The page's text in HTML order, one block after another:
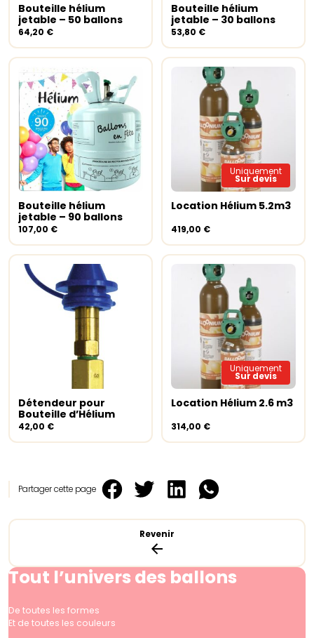
Revenir
Ajouter au panier
Bouteille hélium
jetable – 50 ballons
64,20 €
Ajouter au panier
Bouteille hélium
jetable – 30 ballons
53,80 €
Ajouter au panier
Bouteille hélium
jetable – 90 ballons
107,00 €
Uniquement
Sur devis
Lire la suite
Location Hélium 5.2m3
419,00 €
Ajouter au panier
Détendeur pour
Bouteille d’Hélium
42,00 €
Uniquement
Sur devis
Lire la suite
Location Hélium 2.6 m3
314,00 €
Partager cette page
Tout l’univers des ballons
De toutes les formes
Et de toutes les couleurs